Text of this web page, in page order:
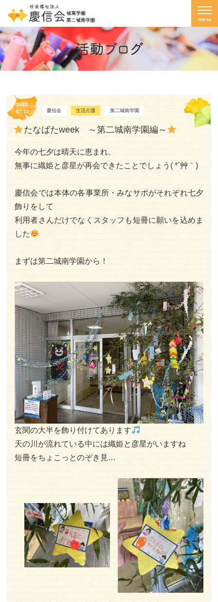
2022
07.12
慶信会 生活介護 第二城南学園
たなばたweek ～第二城南学園編～
今年の七夕は晴天に恵まれ、
無事に織姫と彦星が再会できたことでしょう( *´艸｀)
慶信会では本体の各事業所・みなサポがそれぞれ七夕
飾りをして
利用者さんだけでなくスタッフも短冊に願いを込めま
した
まずは第二城南学園から！
玄関の大半を飾り付けてあります
天の川が流れている中には織姫と彦星がいますね
短冊をちょこっとのぞき見…
menu